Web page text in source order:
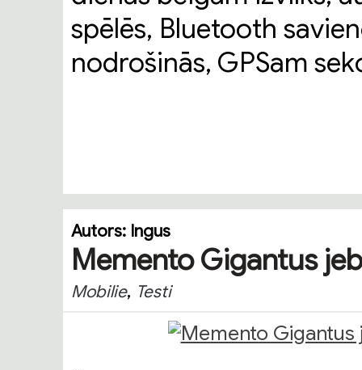
spēlēs, Bluetooth
nodrošinās, GPSam
Autors: Ingus
Memento Gigantus
Mobilie, Testi